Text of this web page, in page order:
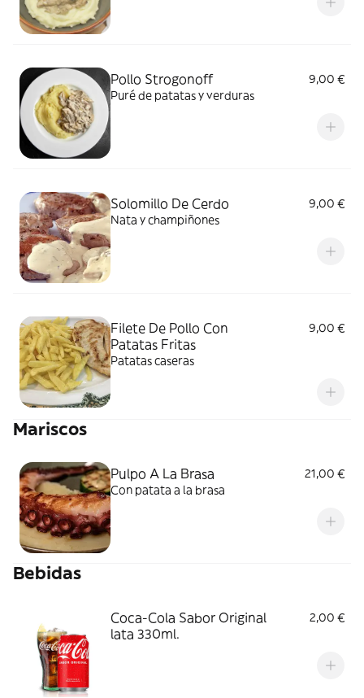
Pollo Strogonoff
9,00 €
Puré de patatas y verduras
Solomillo De Cerdo
9,00 €
Nata y champiñones
Filete De Pollo Con
Patatas Fritas
9,00 €
Patatas caseras
Mariscos
Pulpo A La Brasa
21,00 €
Con patata a la brasa
Bebidas
Coca-Cola Sabor Original
lata 330ml.
2,00 €